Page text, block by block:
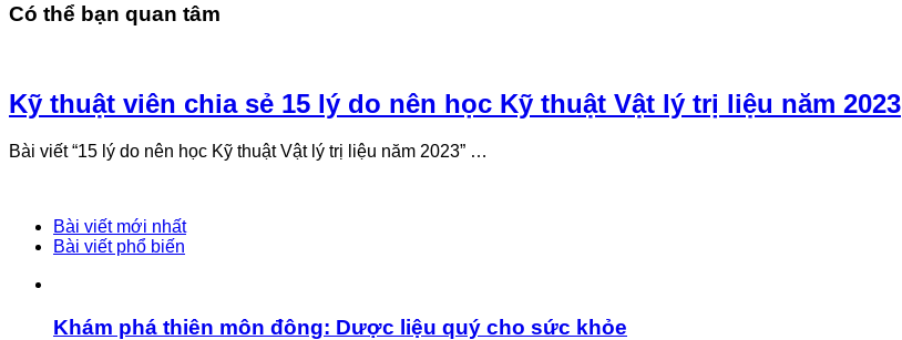
Có thể bạn quan tâm
Kỹ thuật viên chia sẻ 15 lý do nên học Kỹ thuật Vật lý trị liệu năm 2023
Bài viết “15 lý do nên học Kỹ thuật Vật lý trị liệu năm 2023” …
Bài viết mới nhất
Bài viết phổ biến
Khám phá thiên môn đông: Dược liệu quý cho sức khỏe